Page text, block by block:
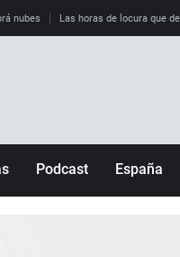
nubes Las horas de locura que
Podcast España